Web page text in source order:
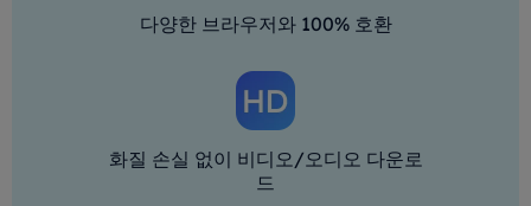
다양한 브라우저와 100% 호환
화질 손실 없이 비디오/오디오 다운로
드